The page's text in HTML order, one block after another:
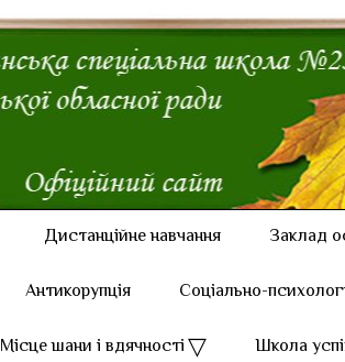
Дистанційне навчання Заклад
Антикорупція Соціально-
Місце шани і вдячності
Школа